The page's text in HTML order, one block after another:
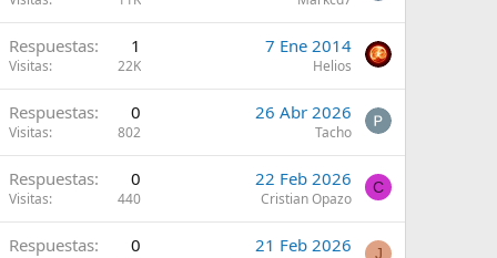
Respuestas 1
Visitas 22K
7 Ene 2014
Helios
Respuestas 0
Visitas 802
26 Abr 2026
Tacho
Respuestas 0
Visitas 440
22 Feb 2026
Cristian Opazo
C
Respuestas 0 21 Feb 2026 J